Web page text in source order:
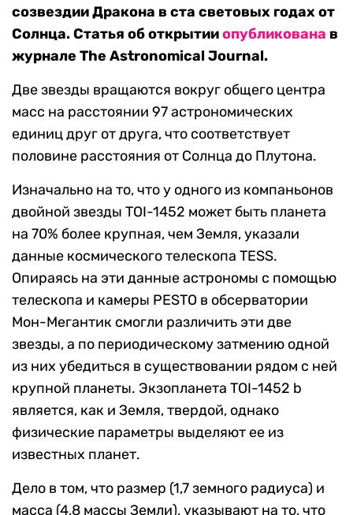
созвездии Дракона в ста световых годах от
Солнца. Статья об открытииопубликована в
журнале The Astronomical Journal.
Две звезды вращаются вокруг общего центра
масс на расстоянии 97 астрономических
единиц друг от друга, что соответствует
половине расстояния от Солнца до Плутона.
Изначально на то, что у одного из компаньонов
двойной звезды TOI-1452 может быть планета
на 70% более крупная, чем Земля, указали
данные космического телескопа TESS.
Опираясь на эти данные астрономы с помощью
телескопа и камеры PESTO в обсерватории
Мон-Мегантик смогли различить эти две
звезды, а по периодическому затмению одной
из них убедиться в существовании рядом с ней
крупной планеты. Экзопланета TOI-1452 b
является, как и Земля, твердой, однако
физические параметры выделяют ее из
известных планет.
Дело в том, что размер (1,7 земного радиуса) и
масса (4,8 массы Земли), указывают на то, что